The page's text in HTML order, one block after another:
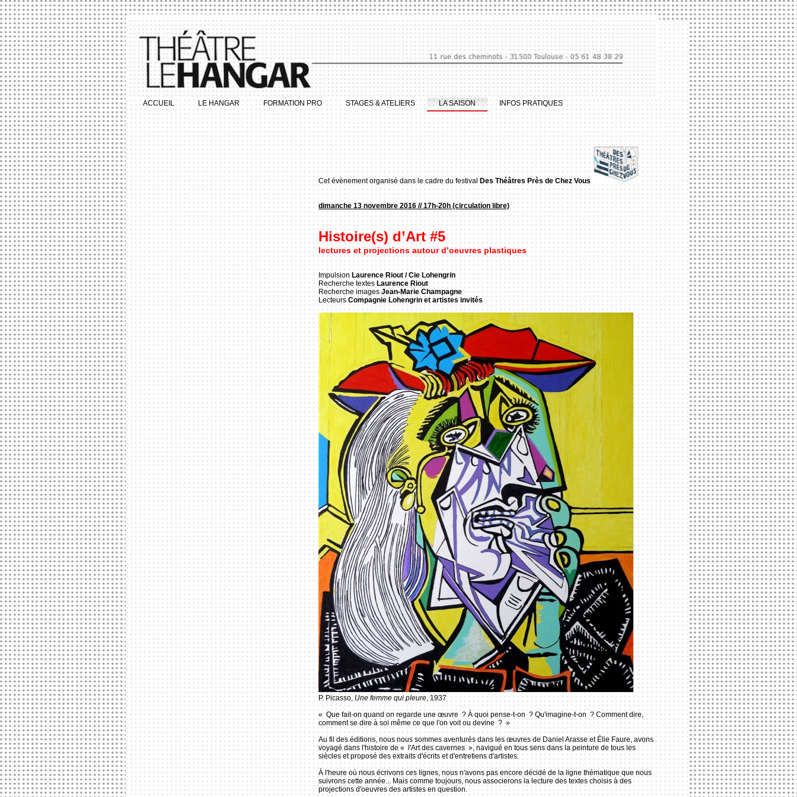
ACCUEIL LE HANGAR FORMATION PRO STAGES & ATELIERS LA SAISON INFOS PRATIQUES
Cet évènement organisé dans le cadre du festival Des Théâtres Près de Chez Vous
dimanche 13 novembre 2016 // 17h-20h (circulation libre)
Histoire(s) d’Art #5
lectures et projections autour d’oeuvres plastiques
Impulsion Laurence Riout / Cie Lohengrin
Recherche textesLaurence Riout
Recherche imagesJean-Marie Champagne
Lecteurs Compagnie Lohengrin et artistes invités
P. Picasso,Une femme qui pleure, 1937
« Que fait-on quand on regarde une œuvre ? À quoi pense-t-on ? Qu'imagine-t-on ? Comment dire,
comment se dire à soi même ce que l'on voit ou devine ? »
Au fil des éditions, nous nous sommes aventurés dans les œuvres de Daniel Arasse et Élie Faure, avons
voyagé dans l'histoire de « l'Art des cavernes », navigué en tous sens dans la peinture de tous les
siècles et proposé des extraits d'écrits et d'entretiens d'artistes.
À l'heure où nous écrivons ces lignes, nous n'avons pas encore décidé de la ligne thématique que nous
suivrons cette année... Mais comme toujours, nous associerons la lecture des textes choisis à des
projections d'oeuvres des artistes en question.